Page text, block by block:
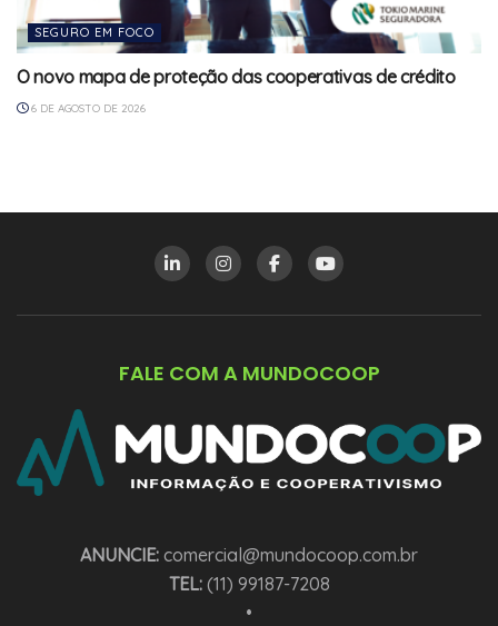
SEGURO EM FOCO
O novo mapa de proteção das cooperativas de crédito
6 DE AGOSTO DE 2026
FALE COM A MUNDOCOOP
ANUNCIE: comercial@mundocoop.com.br
TEL:(11) 99187-7208
•